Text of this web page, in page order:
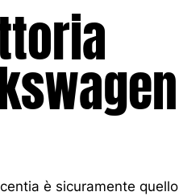
è sicuramente quello